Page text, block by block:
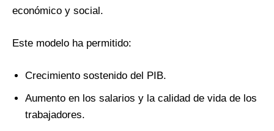
económico y social.
Este modelo ha permitido:
Crecimiento sostenido del PIB.
Aumento en los salarios y la calidad de vida de los
trabajadores.